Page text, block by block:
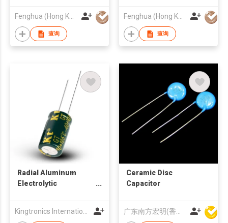
Fenghua (Hong Kong) Electronics Ltd.
查询
Fenghua (Hong Kong) Electronics Ltd.
查询
Radial Aluminum
Electrolytic
Ceramic Disc
Capacitor